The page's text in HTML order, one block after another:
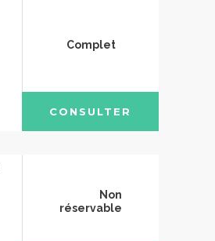
Complet
CONSULTER
Non
réservable